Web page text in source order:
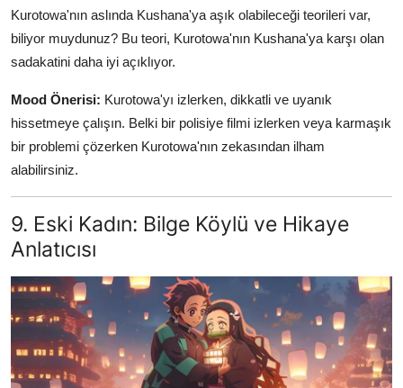
Kurotowa'nın aslında Kushana'ya aşık olabileceği teorileri var,
biliyor muydunuz? Bu teori, Kurotowa'nın Kushana'ya karşı olan
sadakatini daha iyi açıklıyor.
Mood Önerisi: Kurotowa'yı izlerken, dikkatli ve uyanık
hissetmeye çalışın. Belki bir polisiye filmi izlerken veya karmaşık
bir problemi çözerken Kurotowa'nın zekasından ilham
alabilirsiniz.
9. Eski Kadın: Bilge Köylü ve Hikaye
Anlatıcısı